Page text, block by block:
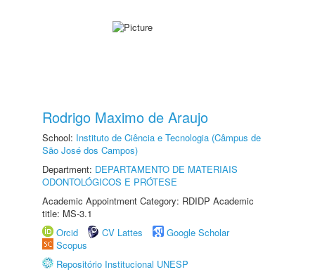
Rodrigo Maximo de Araujo
School: Instituto de Ciência e Tecnologia (Câmpus de
São José dos Campos)
Department: DEPARTAMENTO DE MATERIAIS
ODONTOLÓGICOS E PRÓTESE
Academic Appointment Category: RDIDP Academic
title: MS-3.1
Orcid
CV Lattes
Google Scholar
Scopus
Repositório Institucional UNESP